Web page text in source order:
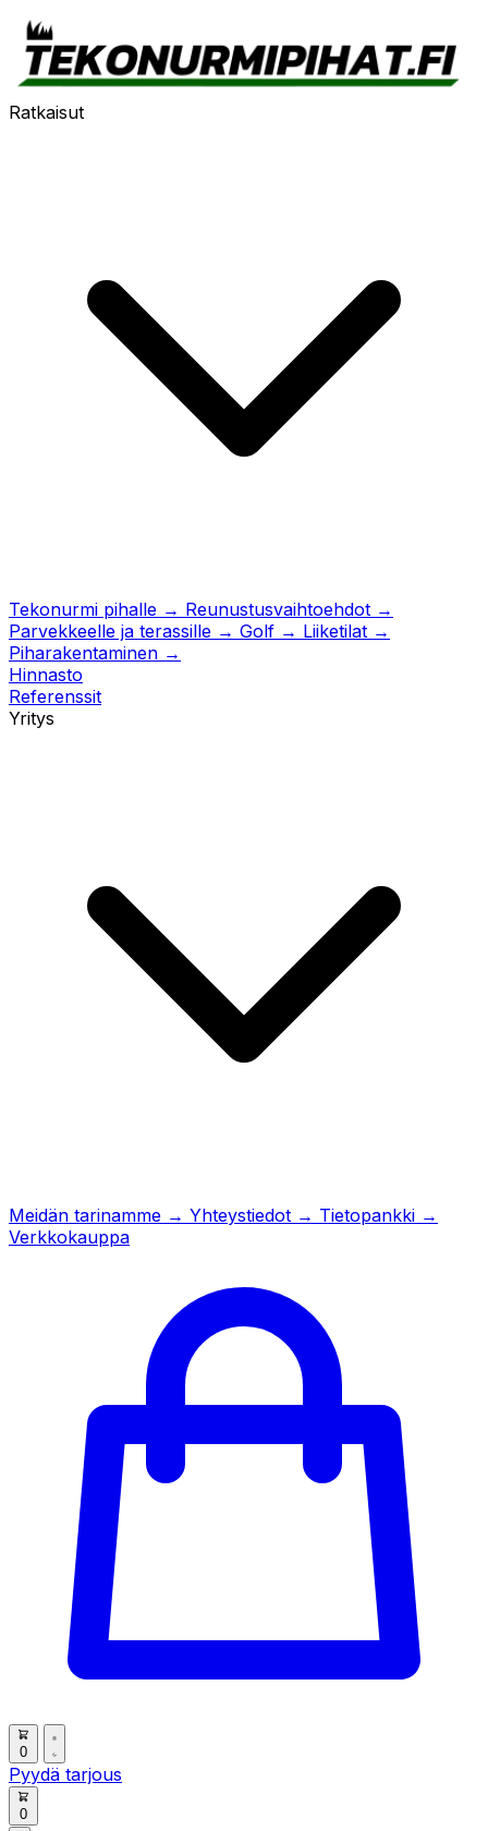
Ratkaisut
Tekonurmi pihalle → Reunustusvaihtoehdot →
Parvekkeelle ja terassille → Golf → Liiketilat →
Piharakentaminen →
Hinnasto
Referenssit
Yritys
Meidän tarinamme → Yhteystiedot → Tietopankki →
Verkkokauppa
0
Pyydä tarjous
0